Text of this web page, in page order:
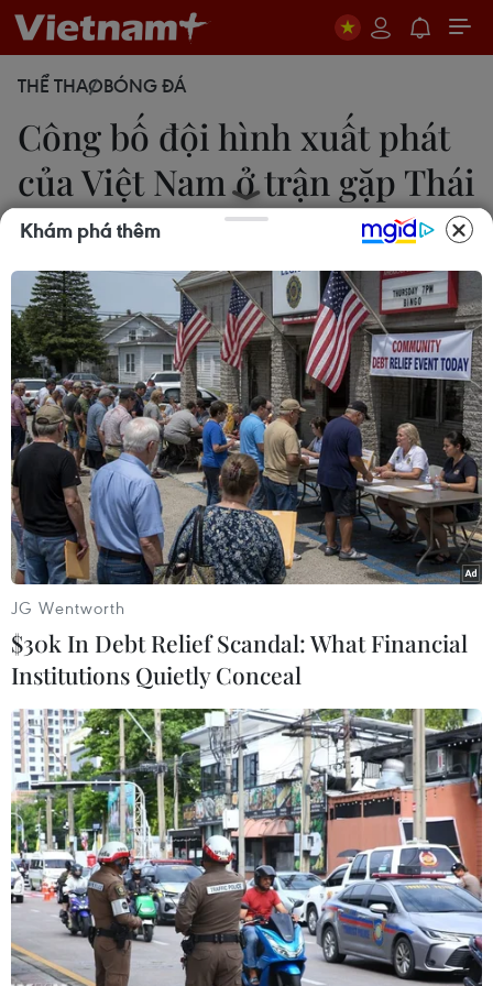
THỂ THAOBÓNG ĐÁ
Công bố đội hình xuất phát
của Việt Nam ở trận gặp Thái
Lan
Phương Trang
19/11/2019 10:58
Huấn luyện viên Park Hang-seo đã quyết định giữ
nguyên đội hình đá chính ở trận gặp UAE, khi đối
đầu Thái Lan ở lượt thứ 6 vòng loại World Cup
2022.
Tiến Linh, Trọng Hoàng tiếp tục đá chính. (Ảnh: Nguyên
An/Vietnam+)
Đối đầu Thái Lan ở lượt trận thứ 6 vòng loại
World Cup 2022, huấn luyện viên Park Hang-
seo quyết định giữ nguyên đội hình ra sân trong
Khám phá thêm
JG Wentworth
$30k In Debt Relief Scandal: What Financial
Institutions Quietly Conceal